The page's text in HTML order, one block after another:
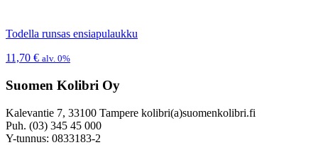
Todella runsas ensiapulaukku
11,70 € alv. 0%
Suomen Kolibri Oy
Kalevantie 7, 33100 Tampere kolibri(a)suomenkolibri.fi
Puh. (03) 345 45 000
Y-tunnus: 0833183-2